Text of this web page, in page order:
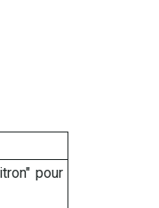
pour